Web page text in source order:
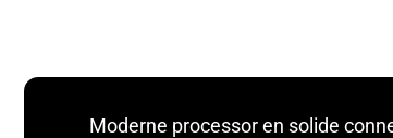
Moderne processor en solide